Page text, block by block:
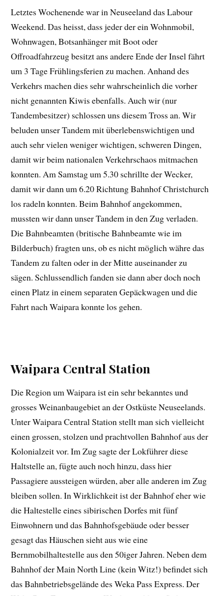
Letztes Wochenende war in Neuseeland das Labour
Weekend. Das heisst, dass jeder der ein Wohnmobil,
Wohnwagen, Botsanhänger mit Boot oder
Offroadfahrzeug besitzt ans andere Ende der Insel fährt
um 3 Tage Frühlingsferien zu machen. Anhand des
Verkehrs machen dies sehr wahrscheinlich die vorher
nicht genannten Kiwis ebenfalls. Auch wir (nur
Tandembesitzer) schlossen uns diesem Tross an. Wir
beluden unser Tandem mit überlebenswichtigen und
auch sehr vielen weniger wichtigen, schweren Dingen,
damit wir beim nationalen Verkehrschaos mitmachen
konnten. Am Samstag um 5.30 schrillte der Wecker,
damit wir dann um 6.20 Richtung Bahnhof Christchurch
los radeln konnten. Beim Bahnhof angekommen,
mussten wir dann unser Tandem in den Zug verladen.
Die Bahnbeamten (britische Bahnbeamte wie im
Bilderbuch) fragten uns, ob es nicht möglich währe das
Tandem zu falten oder in der Mitte auseinander zu
sägen. Schlussendlich fanden sie dann aber doch noch
einen Platz in einem separaten Gepäckwagen und die
Fahrt nach Waipara konnte los gehen.
Waipara Central Station
Die Region um Waipara ist ein sehr bekanntes und
grosses Weinanbaugebiet an der Ostküste Neuseelands.
Unter Waipara Central Station stellt man sich vielleicht
einen grossen, stolzen und prachtvollen Bahnhof aus der
Kolonialzeit vor. Im Zug sagte der Lokführer diese
Haltstelle an, fügte auch noch hinzu, dass hier
Passagiere aussteigen würden, aber alle anderen im Zug
bleiben sollen. In Wirklichkeit ist der Bahnhof eher wie
die Haltestelle eines sibirischen Dorfes mit fünf
Einwohnern und das Bahnhofsgebäude oder besser
gesagt das Häuschen sieht aus wie eine
Bernmobilhaltestelle aus den 50iger Jahren. Neben dem
Bahnhof der Main North Line (kein Witz!) befindet sich
das Bahnbetriebsgelände des Weka Pass Express. Der